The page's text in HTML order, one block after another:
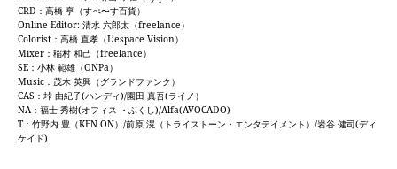
CRD：高橋 亨（すぺ〜す百貨）
Online Editor: 清水 六郎太（freelance）
Colorist：高橋 直孝（L’espace Vision）
Mixer：稲村 和己（freelance）
SE：小林 範雄（ONPa）
Music：茂木 英興（グランドファンク）
CAS：垰 由紀子(ハンディ)/園田 真吾(ライノ）
NA：福士 秀樹(オフィス ・ふくし)/Alfa(AVOCADO)
T：竹野内 豊（KEN ON）/前原 滉（トライストーン・エンタテイメント）/岩谷 健司(ディ
ケイド)